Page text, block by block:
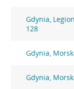
Gdynia,
128
Gdynia,
Gdynia,